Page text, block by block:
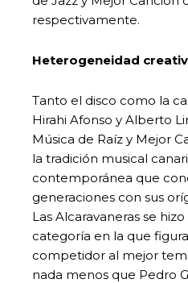
respectivamente.
Heterogeneidad
Tanto el disco como la
Hirahi Afonso y Alberto
Música de Raíz y Mejor
la tradición musical
contemporánea que
generaciones con sus
Las Alcaravaneras se
categoría en la que
competidor al mejor
nada menos que Pedro